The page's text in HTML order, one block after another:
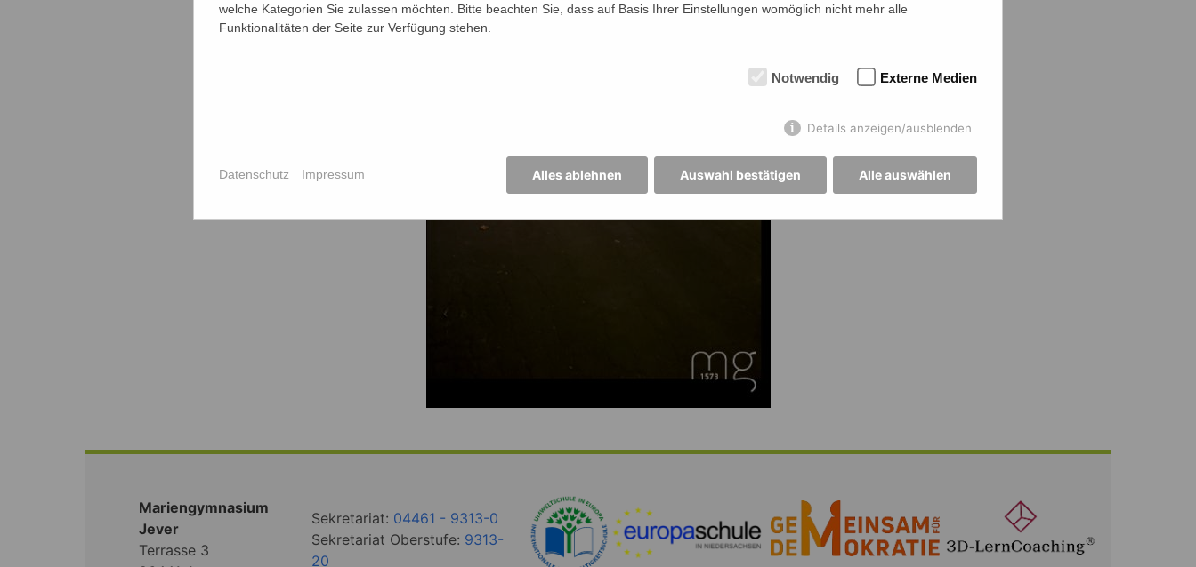
Mariengymnasium
Jever
Terrasse 3
Sekretariat: 04461 - 9313-0
Sekretariat Oberstufe: 9313-
20
welche Kategorien Sie zulassen möchten. Bitte beachten Sie, dass auf Basis Ihrer Einstellungen womöglich nicht mehr alle
Funktionalitäten der Seite zur Verfügung stehen.
Notwendig Externe Medien
Details anzeigen/ausblenden
Alles ablehnen Auswahl bestätigen Alle auswählen
Datenschutz Impressum